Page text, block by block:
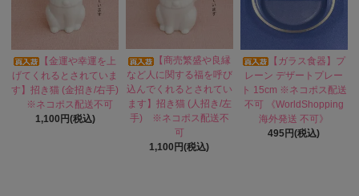
【金運や幸運を上
げてくれるとされていま
す】招き猫 (金招き/右手)
※ネコポス配送不可
1,100円(税込)
【商売繁盛や良縁
など人に関する福を呼び
込んでくれるとされてい
ます】招き猫 (人招き/左
手) ※ネコポス配送不
可
1,100円(税込)
【ガラス食器】プ
レーン デザートプレー
ト 15cm ※ネコポス配送
不可 《WorldShopping
海外発送 不可》
495円(税込)